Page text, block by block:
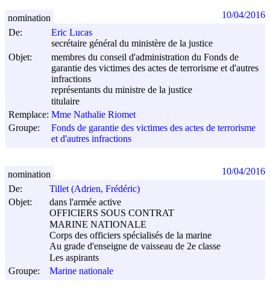
De:
Eric Lucas
secrétaire général du ministère de la justice
Objet:
membres du conseil d'administration du Fonds de
garantie des victimes des actes de terrorisme et d'autres
infractions
représentants du ministre de la justice
titulaire
Remplace: Mme Nathalie Riomet
Groupe:
Fonds de garantie des victimes des actes de terrorisme
et d'autres infractions
nomination 10/04/2016
De:
Tillet (Adrien, Frédéric)
Objet:
dans l'armée active
OFFICIERS SOUS CONTRAT
MARINE NATIONALE
Corps des officiers spécialisés de la marine
Au grade d'enseigne de vaisseau de 2e classe
Les aspirants
Groupe:
Marine nationale
nomination 10/04/2016